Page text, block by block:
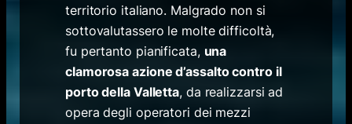
territorio italiano. Malgrado non si
sottovalutassero le molte difficoltà,
fu pertanto pianificata, una
clamorosa azione d’assalto contro il
porto della Valletta, da realizzarsi ad
opera degli operatori dei mezzi